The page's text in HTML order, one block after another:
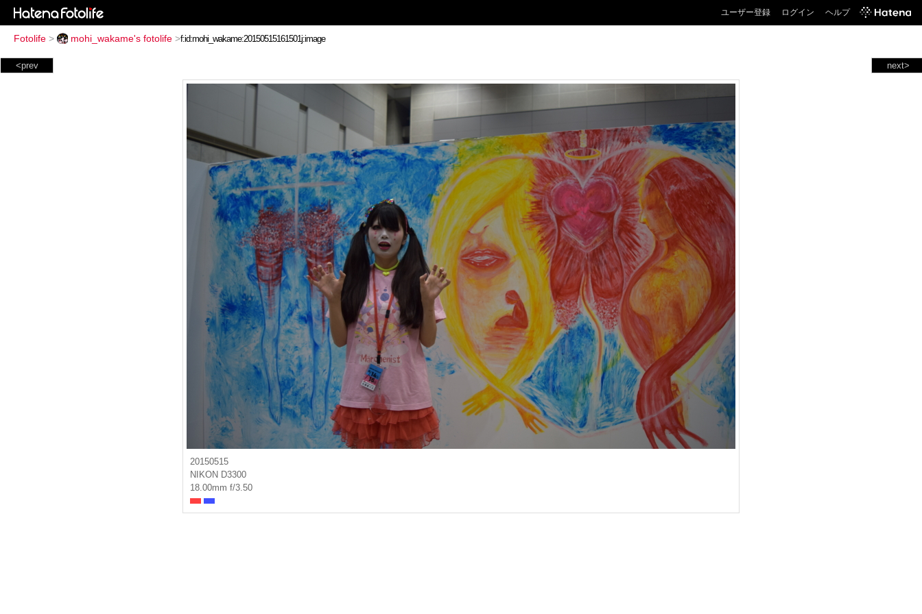
ユーザー登録 ログイン ヘルプ
Fotolife > mohi_wakame's fotolife >
next>
<prev
20150515
NIKON D3300
18.00mm f/3.50